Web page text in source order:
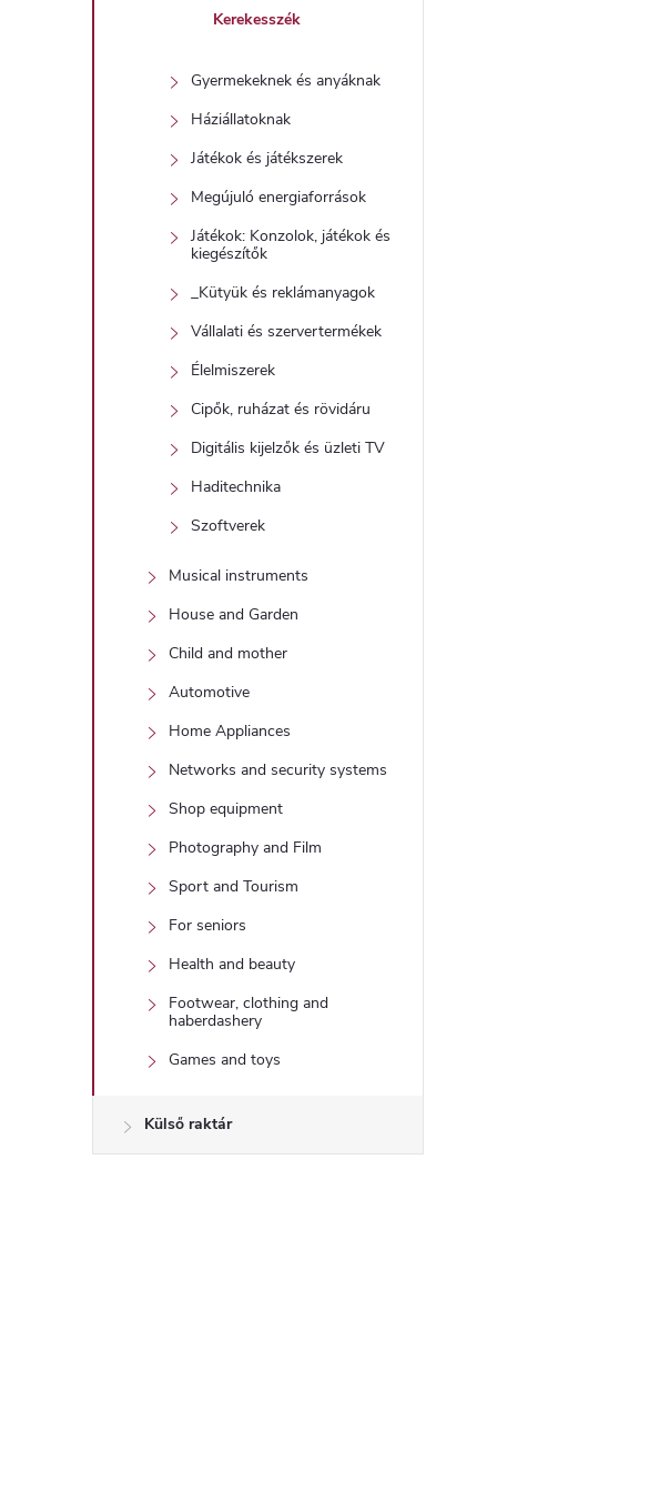
Kerekesszék
Gyermekeknek és anyáknak
Háziállatoknak
Játékok és játékszerek
Megújuló energiaforrások
Játékok: Konzolok, játékok és
kiegészítők
_Kütyük és reklámanyagok
Vállalati és szervertermékek
Élelmiszerek
Cipők, ruházat és rövidáru
Digitális kijelzők és üzleti TV
Haditechnika
Szoftverek
Musical instruments
House and Garden
Child and mother
Automotive
Home Appliances
Networks and security systems
Shop equipment
Photography and Film
Sport and Tourism
For seniors
Health and beauty
Footwear, clothing and
haberdashery
Games and toys
Külső raktár